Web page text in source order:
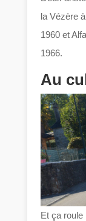
la Vézère
1960 et
1966.
Au
Et ça roule